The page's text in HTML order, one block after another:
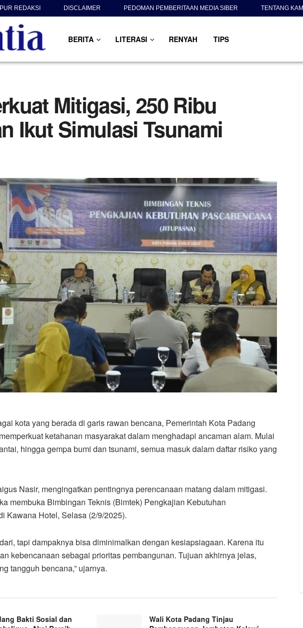
REDAKSI DISCLAIMER PEDOMAN PEMBERITAAN MEDIA SIBER TENTANG KAMI
BERITA LITERASI RENYAH TIPS
Mitigasi, 250 Ribu
Ikut Simulasi Tsunami
kota yang berada di garis rawan bencana, Pemerintah Kota Padang
ketahanan masyarakat dalam menghadapi ancaman alam. Mulai
hingga gempa bumi dan tsunami, semua masuk dalam daftar risiko yang
Nasir, mengingatkan pentingnya perencanaan matang dalam mitigasi.
membuka Bimbingan Teknis (Bimtek) Pengkajian Kebutuhan
Kawana Hotel, Selasa (2/9/2025).
tapi dampaknya bisa diminimalkan dengan kesiapsiagaan. Karena itu
kebencanaan sebagai prioritas pembangunan. Tujuan akhirnya jelas,
tangguh bencana,” ujarnya.
Bakti Sosial dan
Wali Kota Padang Tinjau